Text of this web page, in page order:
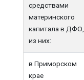
средствами
материнского
капитала в ДФО,
из них:
в Приморском
крае